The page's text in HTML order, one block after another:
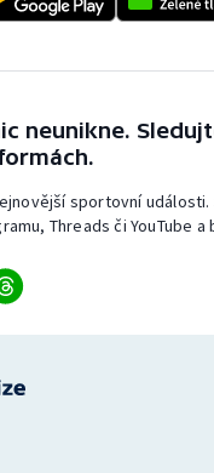
neunikne.
sportovní události.
Threads či YouTube